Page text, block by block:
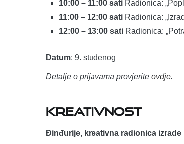
10:00 – 11:00 satiRadionica:
11:00 – 12:00 satiRadionica:
12:00 – 13:00 satiRadionica:
Datum: 9. studenog
Detalje o prijavama provjerite ovdje.
KREATIVNOST
Đinđurije, kreativna radionica izrade